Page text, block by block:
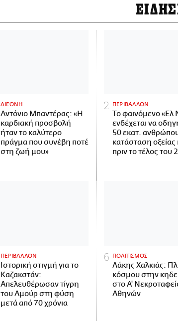
ΔΙΕΘΝΗ
Αντόνιο Μπαντέρας: «Η
καρδιακή προσβολή
ήταν το καλύτερο
πράγμα που συνέβη ποτέ
στη ζωή μου»
ΠΕΡΙΒΑΛΛΟΝ
Το φαινόμενο «Ελ
ενδέχεται να
50 εκατ.
κατάσταση οξείας
πριν το τέλος του
ΠΕΡΙΒΑΛΛΟΝ
Ιστορική στιγμή για το
Καζακστάν:
Απελευθέρωσαν τίγρη
του Αμούρ στη φύση
μετά από 70 χρόνια
ΠΟΛΙΤΙΣΜΟΣ
Λάκης Χαλκιάς:
κόσμου στην
στο Α'
Αθηνών